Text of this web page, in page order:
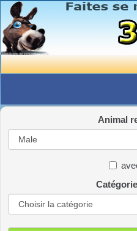
Animal